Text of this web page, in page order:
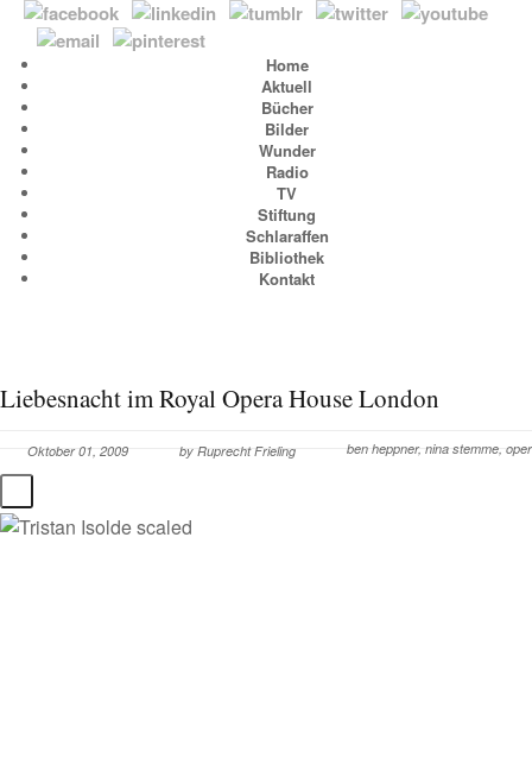
Home
Aktuell
Bücher
Bilder
Wunder
Radio
TV
Stiftung
Schlaraffen
Bibliothek
Kontakt
Liebesnacht im Royal Opera House London
Oktober 01, 2009 by Ruprecht Frieling ben heppner, nina stemme,